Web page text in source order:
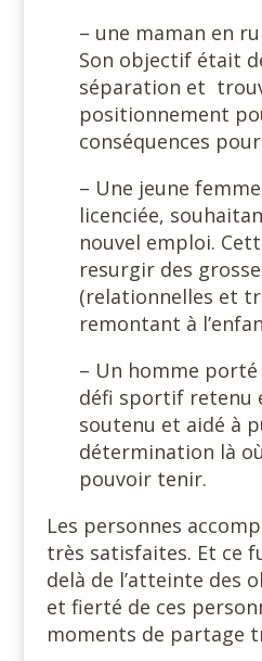
– une maman en
Son objectif était
séparation et
positionnement
conséquences
– Une jeune
licenciée,
nouvel emploi.
resurgir des
(relationnelles et
remontant à
– Un homme
défi sportif retenu
soutenu et aidé à
détermination là
pouvoir tenir.
Les personnes
très satisfaites. Et ce
delà de l’atteinte des
et fierté de ces
moments de partage